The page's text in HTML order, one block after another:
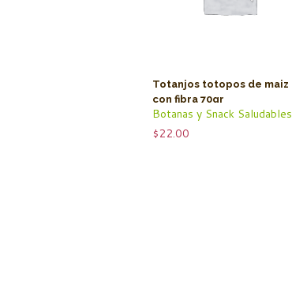
Totanjos totopos de maiz
con fibra 70gr
Botanas y Snack Saludables
$22.00